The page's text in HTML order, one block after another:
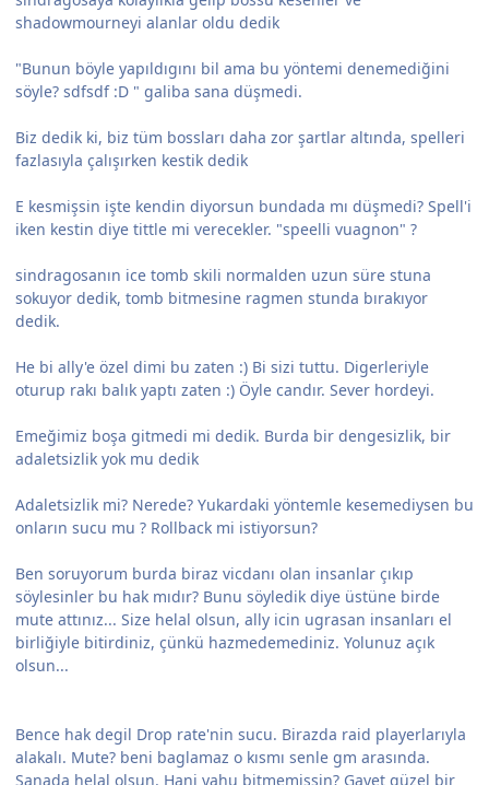
shadowmourneyi alanlar oldu dedik
"Bunun böyle yapıldıgını bil ama bu yöntemi denemediğini
söyle? sdfsdf :D " galiba sana düşmedi.
Biz dedik ki, biz tüm bossları daha zor şartlar altında, spelleri
fazlasıyla çalışırken kestik dedik
E kesmişsin işte kendin diyorsun bundada mı düşmedi? Spell'i
iken kestin diye tittle mi verecekler. "speelli vuagnon" ?
sindragosanın ice tomb skili normalden uzun süre stuna
sokuyor dedik, tomb bitmesine ragmen stunda bırakıyor
dedik.
He bi ally'e özel dimi bu zaten :) Bi sizi tuttu. Digerleriyle
oturup rakı balık yaptı zaten :) Öyle candır. Sever hordeyi.
Emeğimiz boşa gitmedi mi dedik. Burda bir dengesizlik, bir
adaletsizlik yok mu dedik
Adaletsizlik mi? Nerede? Yukardaki yöntemle kesemediysen bu
onların sucu mu ? Rollback mi istiyorsun?
Ben soruyorum burda biraz vicdanı olan insanlar çıkıp
söylesinler bu hak mıdır? Bunu söyledik diye üstüne birde
mute attınız... Size helal olsun, ally icin ugrasan insanları el
birliğiyle bitirdiniz, çünkü hazmedemediniz. Yolunuz açık
olsun...
Bence hak degil Drop rate'nin sucu. Birazda raid playerlarıyla
alakalı. Mute? beni baglamaz o kısmı senle gm arasında.
Sanada helal olsun. Hani yahu bitmemişsin? Gayet güzel bir